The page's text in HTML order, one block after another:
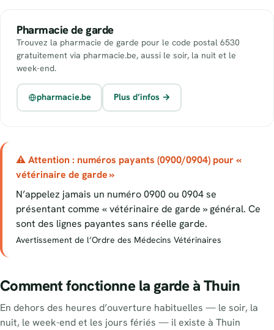
Pharmacie de garde
Trouvez la pharmacie de garde pour le code postal 6530
gratuitement via pharmacie.be, aussi le soir, la nuit et le
week-end.
pharmacie.be Plus d’infos →
⚠ Attention : numéros payants (0900/0904) pour «
vétérinaire de garde »
N’appelez jamais un numéro 0900 ou 0904 se
présentant comme « vétérinaire de garde » général. Ce
sont des lignes payantes sans réelle garde.
Avertissement de l’Ordre des Médecins Vétérinaires
Comment fonctionne la garde à Thuin
En dehors des heures d’ouverture habituelles — le soir, la
nuit, le week-end et les jours fériés — il existe à Thuin